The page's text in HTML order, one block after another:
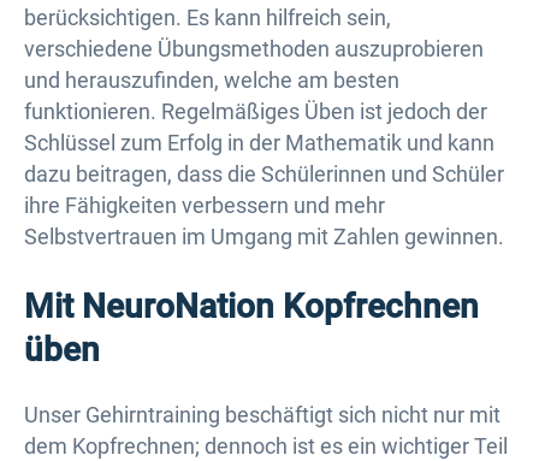
berücksichtigen. Es kann hilfreich sein,
verschiedene Übungsmethoden auszuprobieren
und herauszufinden, welche am besten
funktionieren. Regelmäßiges Üben ist jedoch der
Schlüssel zum Erfolg in der Mathematik und kann
dazu beitragen, dass die Schülerinnen und Schüler
ihre Fähigkeiten verbessern und mehr
Selbstvertrauen im Umgang mit Zahlen gewinnen.
Mit NeuroNation Kopfrechnen
üben
Unser Gehirntraining beschäftigt sich nicht nur mit
dem Kopfrechnen; dennoch ist es ein wichtiger Teil